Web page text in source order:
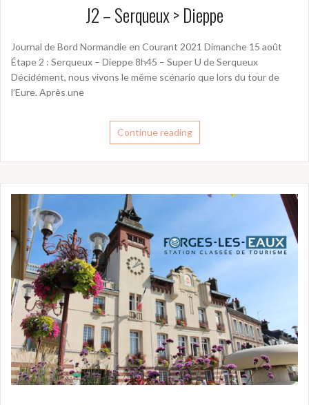
J2 – Serqueux > Dieppe
Journal de Bord Normandie en Courant 2021 Dimanche 15 août
Étape 2 : Serqueux – Dieppe 8h45 – Super U de Serqueux
Décidément, nous vivons le même scénario que lors du tour de
l’Eure. Après une
Continue reading